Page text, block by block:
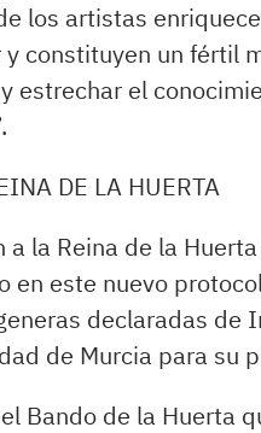
los artistas
constituyen un fértil
estrechar el
DE LA HUERTA
a la Reina de la
en este nuevo
declaradas de
de Murcia para su
Bando de la Huerta